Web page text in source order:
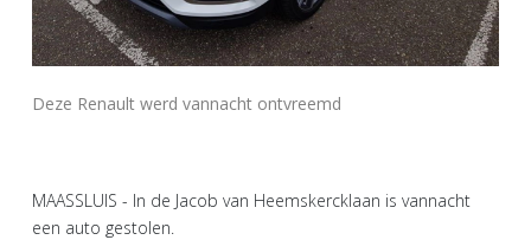
Deze Renault werd vannacht ontvreemd
MAASSLUIS - In de Jacob van Heemskercklaan is vannacht
een auto gestolen.